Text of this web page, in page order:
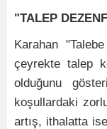
"TALEP
Karahan
çeyrekte talep
olduğunu
koşullardaki
artış, ithalatta